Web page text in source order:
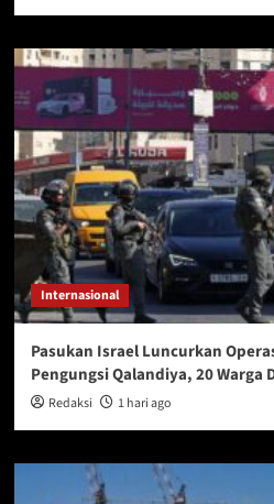
Internasional
Pasukan Israel Luncurkan
Pengungsi Qalandiya, 20 Warga
Redaksi 1 hari ago